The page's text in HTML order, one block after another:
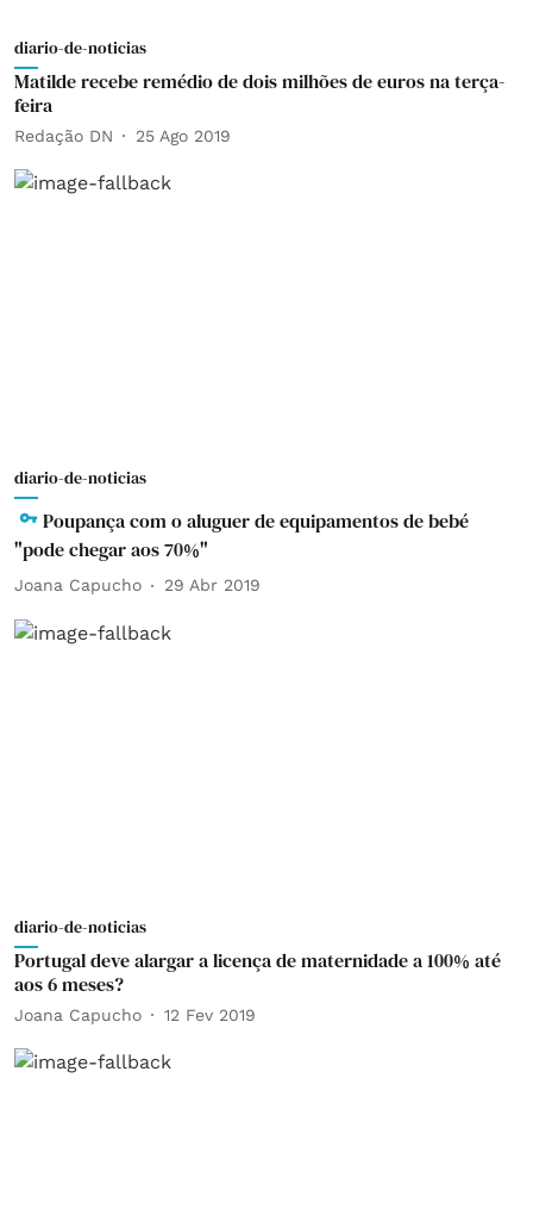
diario-de-noticias
Matilde recebe remédio de dois milhões de euros na terça-
feira
Redação DN 25 Ago 2019
diario-de-noticias
Poupança com o aluguer de equipamentos de bebé
"pode chegar aos 70%"
Joana Capucho 29 Abr 2019
diario-de-noticias
Portugal deve alargar a licença de maternidade a 100% até
aos 6 meses?
Joana Capucho 12 Fev 2019